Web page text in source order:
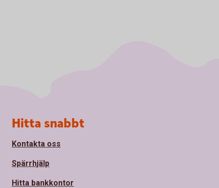
Sidfot
Hitta snabbt
Kontakta oss
Spärrhjälp
Hitta bankkontor